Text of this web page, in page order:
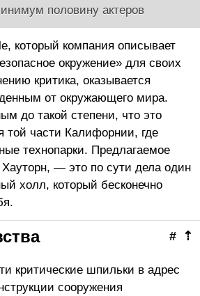
половину актеров
который компания описывает
окружение» для своих
критика, оказывается
от окружающего мира.
до такой степени, что это
той части Калифорнии, где
технопарки. Предлагаемое
— это по сути дела один
холл, который бесконечно
⇡
#
критические шпильки в адрес
сооружения